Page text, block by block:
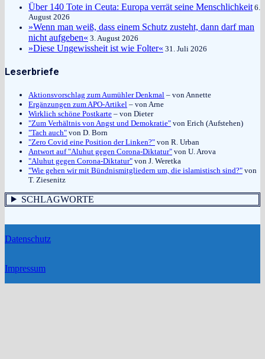
Über 140 Tote in Ceuta: Europa verrät seine Menschlichkeit 6.
August 2026
»Wenn man weiß, dass einem Schutz zusteht, dann darf man
nicht aufgeben« 3. August 2026
»Diese Ungewissheit ist wie Folter« 31. Juli 2026
Leserbriefe
Aktionsvorschlag zum Aumühler Denkmal – von Annette
Ergänzungen zum APO-Artikel – von Arne
Wirklich schöne Postkarte – von Dieter
"Zum Verhältnis von Angst und Demokratie" von Erich (Aufstehen)
"Tach auch" von D. Born
"Zero Covid eine Position der Linken?" von R. Urban
Antwort auf "Aluhut gegen Corona-Diktatur" von U. Arova
"Aluhut gegen Corona-Diktatur" von J. Weretka
"Wie gehen wir mit Bündnismitgliedern um, die islamistisch sind?" von
T. Ziesenitz
SCHLAGWORTE
Datenschutz
Impressum